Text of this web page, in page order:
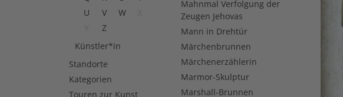
U
V W
Z
Künstler*in
Standorte
Kategorien
Touren zur Kunst
Mahnmal Verfolgung der
Zeugen Jehovas
Mann in Drehtür
Märchenbrunnen
Märchenerzählerin
Marmor-Skulptur
Marshall-Brunnen